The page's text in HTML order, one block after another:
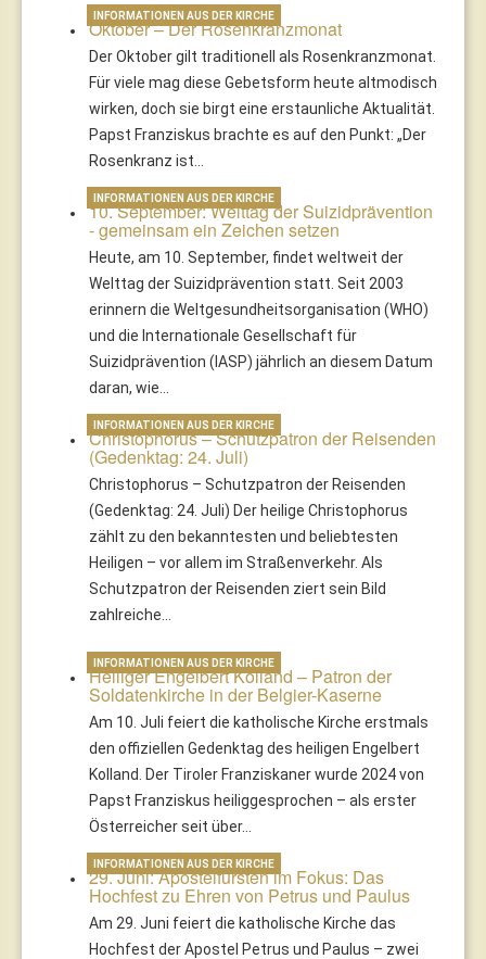
Oktober – Der Rosenkranzmonat
Der Oktober gilt traditionell als Rosenkranzmonat.
Für viele mag diese Gebetsform heute altmodisch
wirken, doch sie birgt eine erstaunliche Aktualität.
Papst Franziskus brachte es auf den Punkt: „Der
Rosenkranz ist…
INFORMATIONEN AUS DER KIRCHE
10. September: Welttag der Suizidprävention
- gemeinsam ein Zeichen setzen
Heute, am 10. September, findet weltweit der
Welttag der Suizidprävention statt. Seit 2003
erinnern die Weltgesundheitsorganisation (WHO)
und die Internationale Gesellschaft für
Suizidprävention (IASP) jährlich an diesem Datum
daran, wie…
INFORMATIONEN AUS DER KIRCHE
Christophorus – Schutzpatron der Reisenden
(Gedenktag: 24. Juli)
Christophorus – Schutzpatron der Reisenden
(Gedenktag: 24. Juli) Der heilige Christophorus
zählt zu den bekanntesten und beliebtesten
Heiligen – vor allem im Straßenverkehr. Als
Schutzpatron der Reisenden ziert sein Bild
zahlreiche…
INFORMATIONEN AUS DER KIRCHE
Heiliger Engelbert Kolland – Patron der
Soldatenkirche in der Belgier-Kaserne
Am 10. Juli feiert die katholische Kirche erstmals
den offiziellen Gedenktag des heiligen Engelbert
Kolland. Der Tiroler Franziskaner wurde 2024 von
Papst Franziskus heiliggesprochen – als erster
Österreicher seit über…
INFORMATIONEN AUS DER KIRCHE
29. Juni: Apostelfürsten im Fokus: Das
Hochfest zu Ehren von Petrus und Paulus
Am 29. Juni feiert die katholische Kirche das
Hochfest der Apostel Petrus und Paulus – zwei
INFORMATIONEN AUS DER KIRCHE